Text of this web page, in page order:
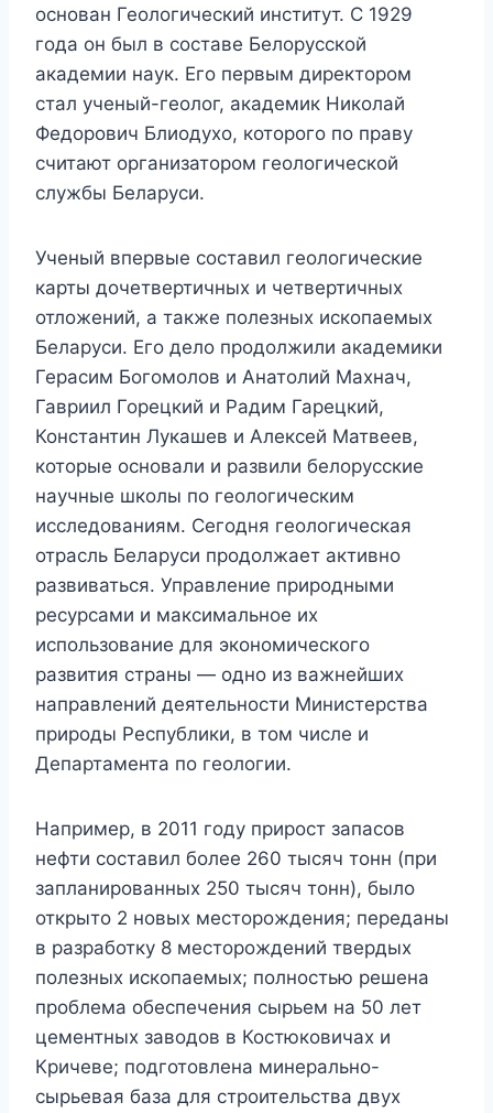
основан Геологический институт. С 1929
года он был в составе Белорусской
академии наук. Его первым директором
стал ученый-геолог, академик Николай
Федорович Блиодухо, которого по праву
считают организатором геологической
службы Беларуси.
Ученый впервые составил геологические
карты дочетвертичных и четвертичных
отложений, а также полезных ископаемых
Беларуси. Его дело продолжили академики
Герасим Богомолов и Анатолий Махнач,
Гавриил Горецкий и Радим Гарецкий,
Константин Лукашев и Алексей Матвеев,
которые основали и развили белорусские
научные школы по геологическим
исследованиям. Сегодня геологическая
отрасль Беларуси продолжает активно
развиваться. Управление природными
ресурсами и максимальное их
использование для экономического
развития страны — одно из важнейших
направлений деятельности Министерства
природы Республики, в том числе и
Департамента по геологии.
Например, в 2011 году прирост запасов
нефти составил более 260 тысяч тонн (при
запланированных 250 тысяч тонн), было
открыто 2 новых месторождения; переданы
в разработку 8 месторождений твердых
полезных ископаемых; полностью решена
проблема обеспечения сырьем на 50 лет
цементных заводов в Костюковичах и
Кричеве; подготовлена минерально-
сырьевая база для строительства двух